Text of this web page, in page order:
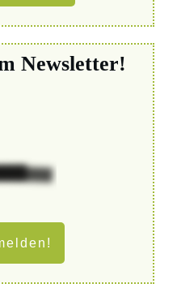
Newsletter!